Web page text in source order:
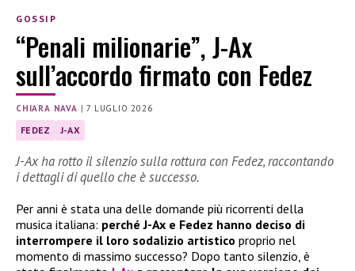
GOSSIP
“Penali milionarie”, J-Ax
sull’accordo firmato con Fedez
CHIARA NAVA |7 LUGLIO 2026
FEDEZ J-AX
J-Ax ha rotto il silenzio sulla rottura con Fedez, raccontando
i dettagli di quello che è successo.
Per anni è stata una delle domande più ricorrenti della
musica italiana: perché J-Ax e Fedez hanno deciso di
interrompere il loro sodalizio artistico proprio nel
momento di massimo successo? Dopo tanto silenzio, è